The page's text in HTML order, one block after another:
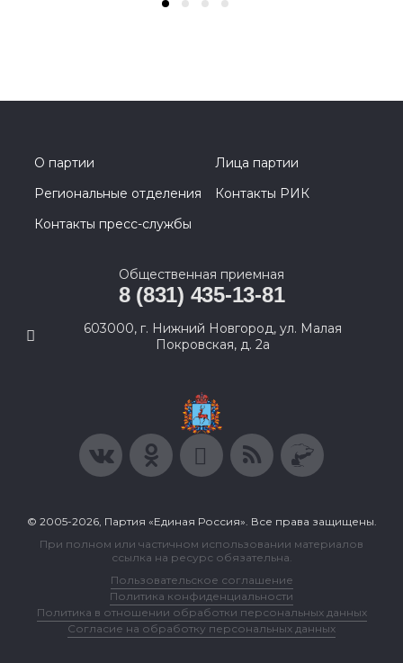
О партии
Лица партии
Региональные отделения
Контакты РИК
Контакты пресс-службы
Общественная приемная
8 (831) 435-13-81
603000, г. Нижний Новгород, ул. Малая
Покровская, д. 2а
© 2005-2026, Партия «Единая Россия». Все права защищены.
При полном или частичном использовании материалов
ссылка на ресурс обязательна.
Пользовательское соглашение
Политика конфиденциальности
Политика в отношении обработки персональных данных
Согласие на обработку персональных данных